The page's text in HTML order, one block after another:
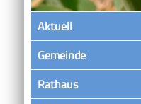
Aktuell
Gemeinde
Rathaus